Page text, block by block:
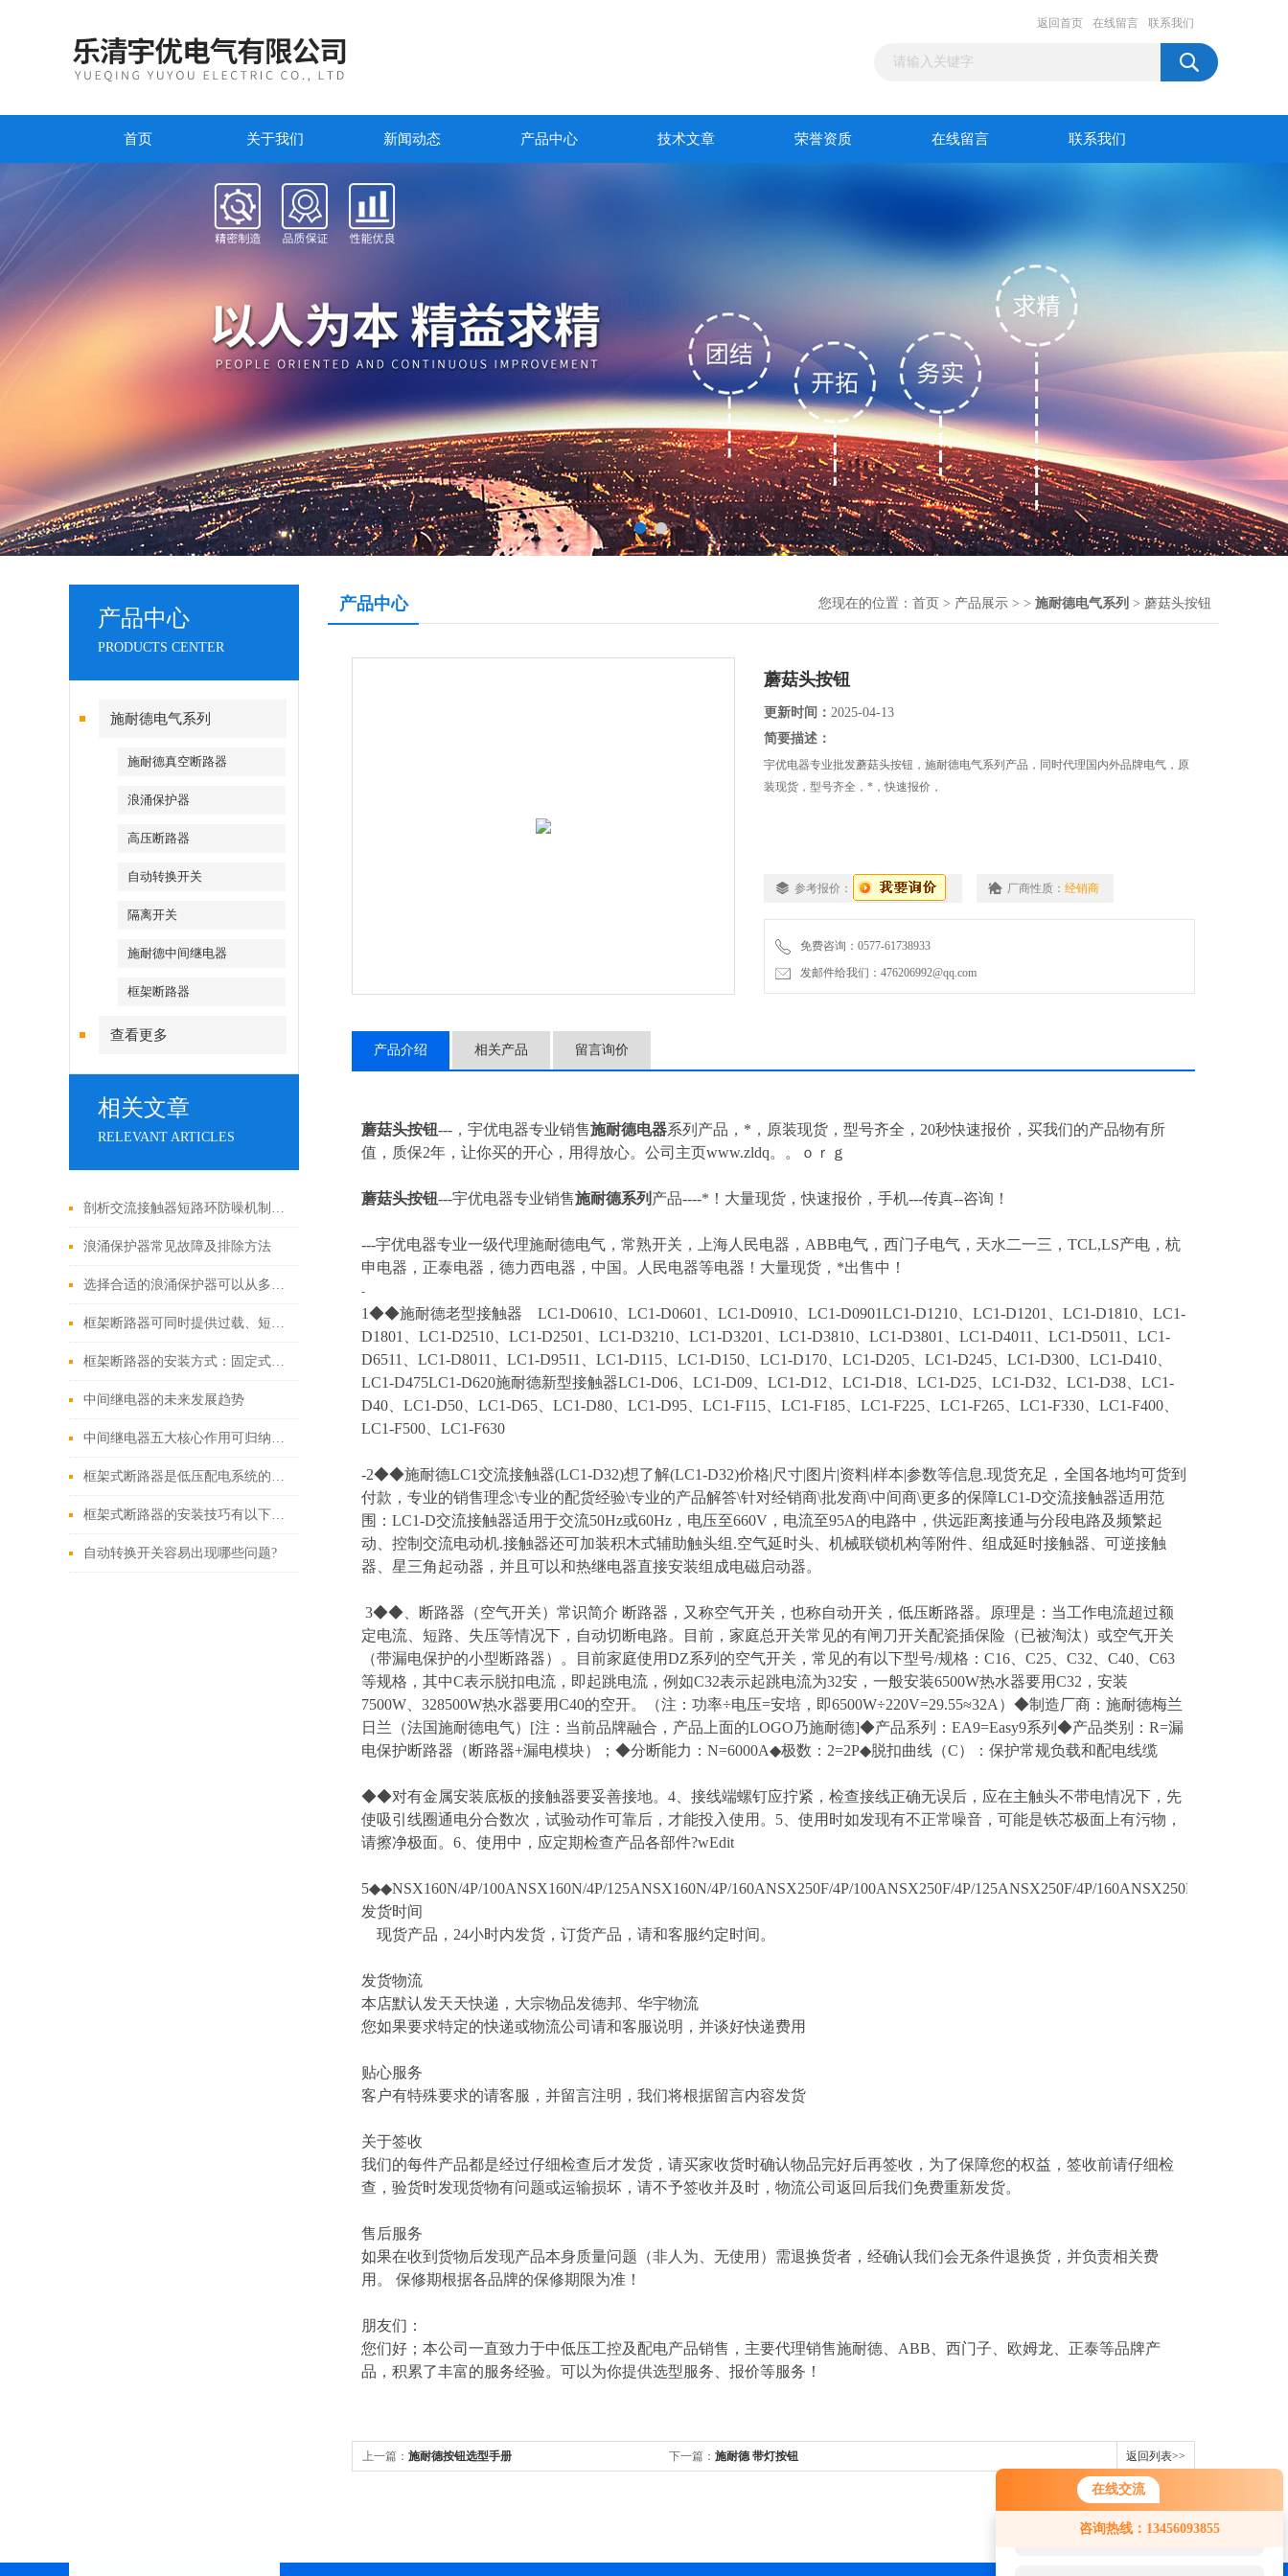
在线交流
咨询热线：13456093855
您好！欢迎前来咨询，很高兴为您
服务，请问您要咨询什么问题呢？
返回首页 在线留言 联系我们
首页 关于我们 新闻动态 产品中心 技术文章 荣誉资质 在线留言 联系我们
产品中心
PRODUCTS CENTER
施耐德电气系列
施耐德真空断路器
浪涌保护器
高压断路器
自动转换开关
隔离开关
施耐德中间继电器
框架断路器
查看更多
相关文章
RELEVANT ARTICLES
剖析交流接触器短路环防噪机制与电气安全操作红线
浪涌保护器常见故障及排除方法
选择合适的浪涌保护器可以从多个角度探讨
框架断路器可同时提供过载、短路、漏电保护功能
框架断路器的安装方式：固定式，插入式，抽出式
中间继电器的未来发展趋势
中间继电器五大核心作用可归纳如下
框架式断路器是低压配电系统的核心保护设备
框架式断路器的安装技巧有以下这些
自动转换开关容易出现哪些问题?
产品中心 您现在的位置： 首页 > 产品展示 > > 施耐德电气系列 > 蘑菇头按钮
蘑菇头按钮
更新时间： 2025-04-13
简要描述：
宇优电器专业批发蘑菇头按钮，施耐德电气系列产品，同时代理国内外品牌电气，原
装现货，型号齐全，*，快速报价，
参考报价： 厂商性质： 经销商
免费咨询：0577-61738933
发邮件给我们：476206992@qq.com
产品介绍 相关产品 留言询价
蘑菇头按钮---，宇优电器专业销售施耐德电器系列产品，*，原装现货，型号齐全，20秒快速报价，买我们的产品物有所
值，质保2年，让你买的开心，用得放心。公司主页www.zldq。。ｏｒｇ
蘑菇头按钮---宇优电器专业销售施耐德系列 产品----*！大量现货，快速报价，手机---传真--咨询！
---宇优电器专业一级代理施耐德电气，常熟开关，上海人民电器，ABB电气，西门子电气，天水二一三，TCL,LS产电，杭
申电器，正泰电器，德力西电器，中国。人民电器等电器！大量现货，*出售中！
-
1◆◆施耐德老型接触器 LC1-D0610、LC1-D0601、LC1-D0910、LC1-D0901LC1-D1210、LC1-D1201、LC1-D1810、LC1-
D1801、LC1-D2510、LC1-D2501、LC1-D3210、LC1-D3201、LC1-D3810、LC1-D3801、LC1-D4011、LC1-D5011、LC1-
D6511、LC1-D8011、LC1-D9511、LC1-D115、LC1-D150、LC1-D170、LC1-D205、LC1-D245、LC1-D300、LC1-D410、
LC1-D475LC1-D620施耐德新型接触器LC1-D06、LC1-D09、LC1-D12、LC1-D18、LC1-D25、LC1-D32、LC1-D38、LC1-
D40、LC1-D50、LC1-D65、LC1-D80、LC1-D95、LC1-F115、LC1-F185、LC1-F225、LC1-F265、LC1-F330、LC1-F400、
LC1-F500、LC1-F630
-2◆◆施耐德LC1交流接触器(LC1-D32)想了解(LC1-D32)价格|尺寸|图片|资料|样本|参数等信息.现货充足，全国各地均可货到
付款，专业的销售理念\专业的配货经验\专业的产品解答\针对经销商\批发商\中间商\更多的保障LC1-D交流接触器适用范
围：LC1-D交流接触器适用于交流50Hz或60Hz，电压至660V，电流至95A的电路中，供远距离接通与分段电路及频繁起
动、控制交流电动机.接触器还可加装积木式辅助触头组.空气延时头、机械联锁机构等附件、组成延时接触器、可逆接触
器、星三角起动器，并且可以和热继电器直接安装组成电磁启动器。
3◆◆、断路器（空气开关）常识简介 断路器，又称空气开关，也称自动开关，低压断路器。原理是：当工作电流超过额
定电流、短路、失压等情况下，自动切断电路。目前，家庭总开关常见的有闸刀开关配瓷插保险（已被淘汰）或空气开关
（带漏电保护的小型断路器）。目前家庭使用DZ系列的空气开关，常见的有以下型号/规格：C16、C25、C32、C40、C63
等规格，其中C表示脱扣电流，即起跳电流，例如C32表示起跳电流为32安，一般安装6500W热水器要用C32，安装
7500W、328500W热水器要用C40的空开。（注：功率÷电压=安培，即6500W÷220V=29.55≈32A）◆制造厂商：施耐德梅兰
日兰（法国施耐德电气）[注：当前品牌融合，产品上面的LOGO乃施耐德]◆产品系列：EA9=Easy9系列◆产品类别：R=漏
电保护断路器（断路器+漏电模块）；◆分断能力：N=6000A◆极数：2=2P◆脱扣曲线（C）：保护常规负载和配电线缆
◆◆对有金属安装底板的接触器要妥善接地。4、接线端螺钉应拧紧，检查接线正确无误后，应在主触头不带电情况下，先
使吸引线圈通电分合数次，试验动作可靠后，才能投入使用。5、使用时如发现有不正常噪音，可能是铁芯极面上有污物，
请擦净极面。6、使用中，应定期检查产品各部件?wEdit
5◆◆NSX160N/4P/100ANSX160N/4P/125ANSX160N/4P/160ANSX250F/4P/100ANSX250F/4P/125ANSX250F/4P/160ANSX250F/4P/
发货时间
现货产品，24小时内发货，订货产品，请和客服约定时间。
发货物流
本店默认发天天快递，大宗物品发德邦、华宇物流
您如果要求特定的快递或物流公司请和客服说明，并谈好快递费用
贴心服务
客户有特殊要求的请客服，并留言注明，我们将根据留言内容发货
关于签收
我们的每件产品都是经过仔细检查后才发货，请买家收货时确认物品完好后再签收，为了保障您的权益，签收前请仔细检
查，验货时发现货物有问题或运输损坏，请不予签收并及时，物流公司返回后我们免费重新发货。
售后服务
如果在收到货物后发现产品本身质量问题（非人为、无使用）需退换货者，经确认我们会无条件退换货，并负责相关费
用。 保修期根据各品牌的保修期限为准！
朋友们：
您们好；本公司一直致力于中低压工控及配电产品销售，主要代理销售施耐德、ABB、西门子、欧姆龙、正泰等品牌产
品，积累了丰富的服务经验。可以为你提供选型服务、报价等服务！
上一篇： 施耐德按钮选型手册 下一篇： 施耐德 带灯按钮 返回列表>>